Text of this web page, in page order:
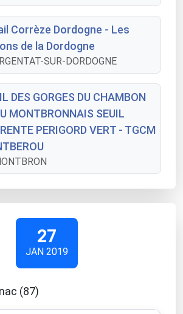
Corrèze Dordogne - Les
de la Dordogne
SUR-DORDOGNE
DES GORGES DU CHAMBON
MONTBRONNAIS SEUIL
PERIGORD VERT - TGCM
27
JAN 2019
(87)